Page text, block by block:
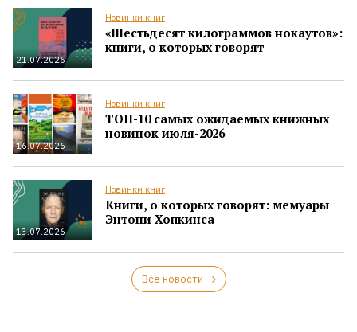
21.07.2026
Новинки книг
«Шестьдесят килограммов нокаутов»:
книги, о которых говорят
16.07.2026
Новинки книг
ТОП-10 самых ожидаемых книжных
новинок июля-2026
13.07.2026
Новинки книг
Книги, о которых говорят: мемуары
Энтони Хопкинса
Все новости